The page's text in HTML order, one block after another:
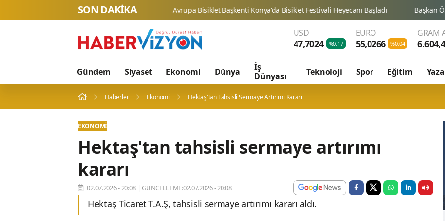
SON DAKİKA
USD
47,7024 %0,17
EURO
55,0266 %0,04
GRAM
Gündem Siyaset Ekonomi Dünya
İş
Dünyası
Teknoloji Spor Eğitim
Haberler Ekonomi Hektaş'tan Tahsisli Sermaye Artırımı Kararı
EKONOMI
Hektaş'tan tahsisli sermaye artırımı
kararı
02.07.2026 - 20:08 | GÜNCELLEME:02.07.2026 - 20:08
Hektaş Ticaret T.A.Ş, tahsisli sermaye artırımı kararı aldı.